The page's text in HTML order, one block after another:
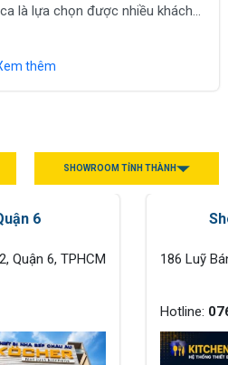
là lựa chọn được nhiều khách
thêm
SHOWROOM TỈNH THÀNH
6
Quận 6, TPHCM 186 Luỹ
Hotline: